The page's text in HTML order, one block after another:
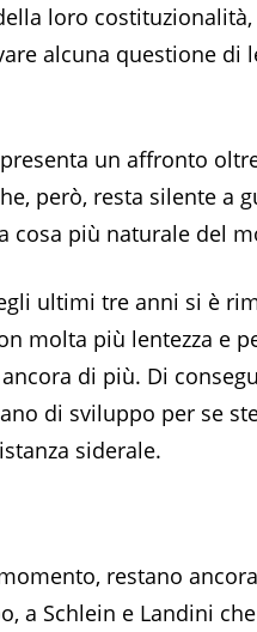
loro costituzionalità,
alcuna questione di
un affronto
però, resta silente a
cosa più naturale del
ultimi tre anni si è
molta più lentezza e
di più. Di
di sviluppo per se
siderale.
restano
a Schlein e Landini